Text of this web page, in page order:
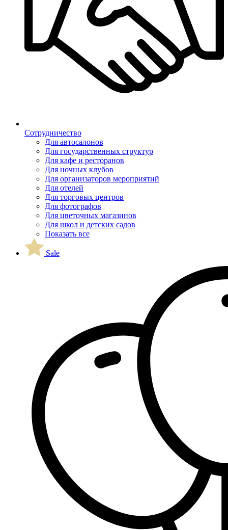
Сотрудничество
Для автосалонов
Для государственных структур
Для кафе и ресторанов
Для ночных клубов
Для организаторов мероприятий
Для отелей
Для торговых центров
Для фотографов
Для цветочных магазинов
Для школ и детских садов
Показать все
Sale